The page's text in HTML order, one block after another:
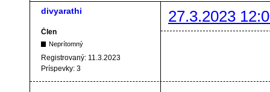
divyarathi 27.3.2023
Člen
Neprítomný
Registrovaný: 11.3.2023
Príspevky: 3